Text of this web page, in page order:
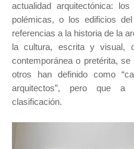
actualidad arquitectónica:
polémicas, o los edificios
referencias a la historia de la
la cultura, escrita y visual,
contemporánea o pretérita,
otros han definido como
arquitectos”, pero que a
clasificación.